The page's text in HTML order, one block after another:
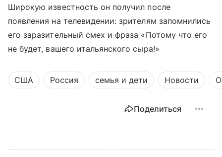
Широкую известность он получил после
появления на телевидении: зрителям запомнились
его заразительный смех и фраза «Потому что его
не будет, вашего итальянского сыра!»
США Россия семья и дети Новости
Поделиться